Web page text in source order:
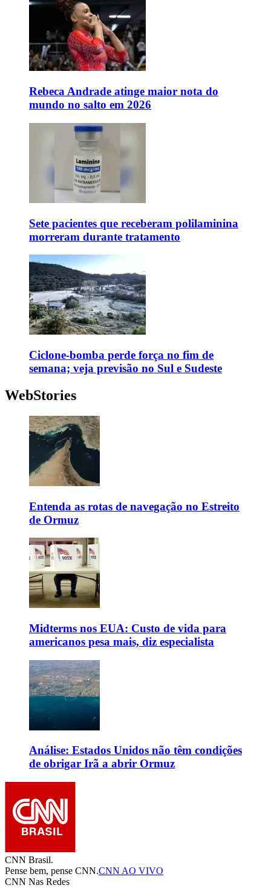
Rebeca Andrade atinge maior nota do
mundo no salto em 2026
Sete pacientes que receberam polilaminina
morreram durante tratamento
Ciclone-bomba perde força no fim de
semana; veja previsão no Sul e Sudeste
WebStories
Entenda as rotas de navegação no Estreito
de Ormuz
Midterms nos EUA: Custo de vida para
americanos pesa mais, diz especialista
Análise: Estados Unidos não têm condições
de obrigar Irã a abrir Ormuz
CNN Brasil.
Pense bem, pense CNN.CNN AO VIVO
CNN Nas Redes